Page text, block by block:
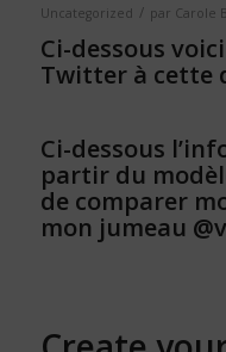
Uncategorized / par Carole
Ci-dessous
Twitter à cette
Ci-dessous
partir du
de comparer
mon jumeau